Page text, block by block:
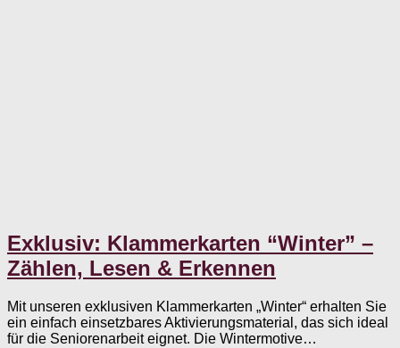
Exklusiv: Klammerkarten “Winter” –
Zählen, Lesen & Erkennen
Mit unseren exklusiven Klammerkarten „Winter“ erhalten Sie
ein einfach einsetzbares Aktivierungsmaterial, das sich ideal
für die Seniorenarbeit eignet. Die Wintermotive…